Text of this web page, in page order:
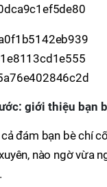
giới thiệu bạn
đám bạn bè chí
nào ngờ vừa